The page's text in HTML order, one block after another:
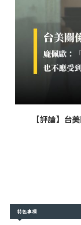
【評論】台
特色專欄